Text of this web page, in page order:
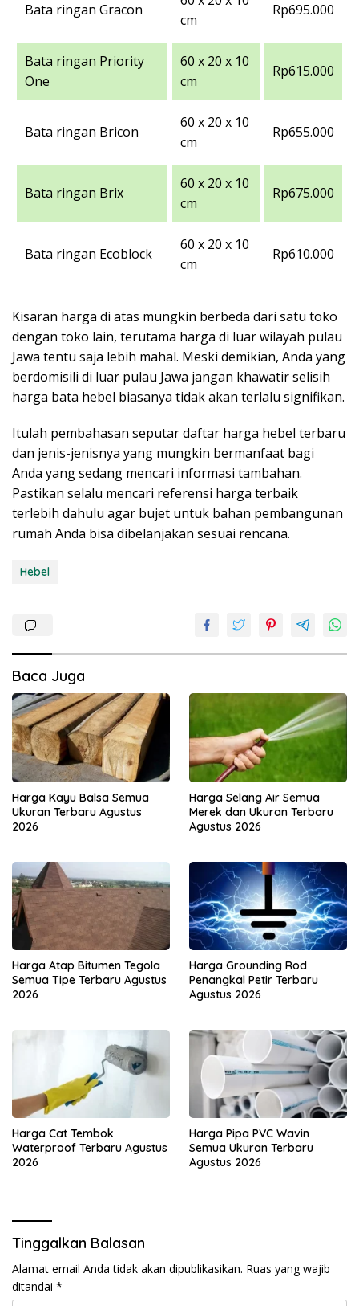
Bata ringan Gracon
cm
Rp695.000
Bata ringan Priority
One
60 x 20 x 10
cm
Rp615.000
Bata ringan Bricon
60 x 20 x 10
cm
Rp655.000
Bata ringan Brix
60 x 20 x 10
cm
Rp675.000
Bata ringan Ecoblock
60 x 20 x 10
cm
Rp610.000
Kisaran harga di atas mungkin berbeda dari satu toko
dengan toko lain, terutama harga di luar wilayah pulau
Jawa tentu saja lebih mahal. Meski demikian, Anda yang
berdomisili di luar pulau Jawa jangan khawatir selisih
harga bata hebel biasanya tidak akan terlalu signifikan.
Itulah pembahasan seputar daftar harga hebel terbaru
dan jenis-jenisnya yang mungkin bermanfaat bagi
Anda yang sedang mencari informasi tambahan.
Pastikan selalu mencari referensi harga terbaik
terlebih dahulu agar bujet untuk bahan pembangunan
rumah Anda bisa dibelanjakan sesuai rencana.
Hebel
Baca Juga
Harga Kayu Balsa Semua
Ukuran Terbaru Agustus
2026
Harga Selang Air Semua
Merek dan Ukuran Terbaru
Agustus 2026
Harga Atap Bitumen Tegola
Semua Tipe Terbaru Agustus
2026
Harga Grounding Rod
Penangkal Petir Terbaru
Agustus 2026
Harga Cat Tembok
Waterproof Terbaru Agustus
2026
Harga Pipa PVC Wavin
Semua Ukuran Terbaru
Agustus 2026
Tinggalkan Balasan
Alamat email Anda tidak akan dipublikasikan. Ruas yang wajib
ditandai *